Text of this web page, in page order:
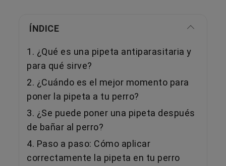
ÍNDICE
1. ¿Qué es una pipeta antiparasitaria y
para qué sirve?
2. ¿Cuándo es el mejor momento para
poner la pipeta a tu perro?
3. ¿Se puede poner una pipeta después
de bañar al perro?
4. Paso a paso: Cómo aplicar
correctamente la pipeta en tu perro